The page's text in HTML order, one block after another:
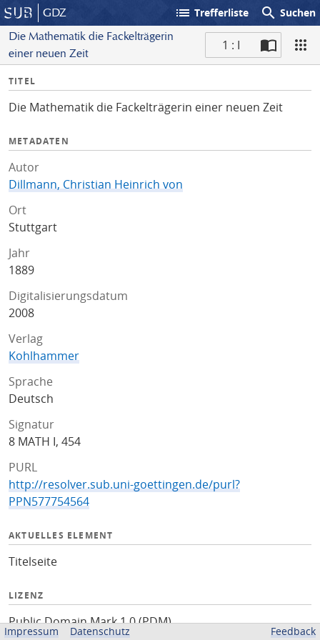
GDZ list Trefferliste search Suchen
Die Mathematik die Fackelträgerin
einer neuen Zeit
1 : I
I
f
TITEL
Die Mathematik die Fackelträgerin einer neuen Zeit
METADATEN
Autor
Dillmann, Christian Heinrich von
Ort
Stuttgart
Jahr
1889
Digitalisierungsdatum
2008
Verlag
Kohlhammer
Sprache
Deutsch
Signatur
8 MATH I, 454
PURL
http://resolver.sub.uni-goettingen.de/purl?
PPN577754564
AKTUELLES ELEMENT
Titelseite
LIZENZ
Public Domain Mark 1.0 (PDM)
Impressum Datenschutz Feedback